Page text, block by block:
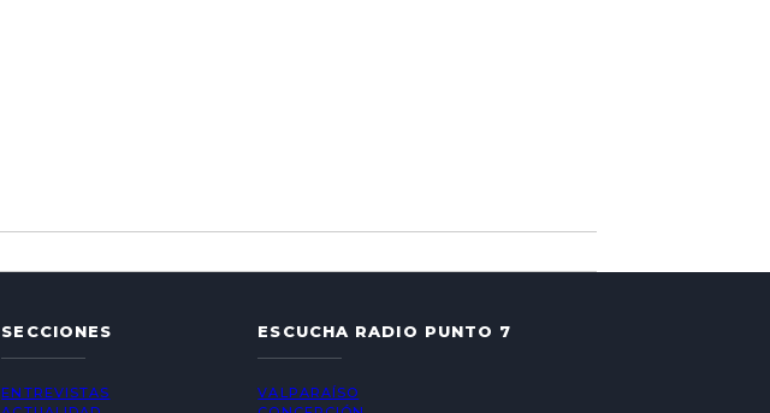
SECCIONES
ENTREVISTAS
ESCUCHA RADIO PUNTO 7
VALPARAÍSO